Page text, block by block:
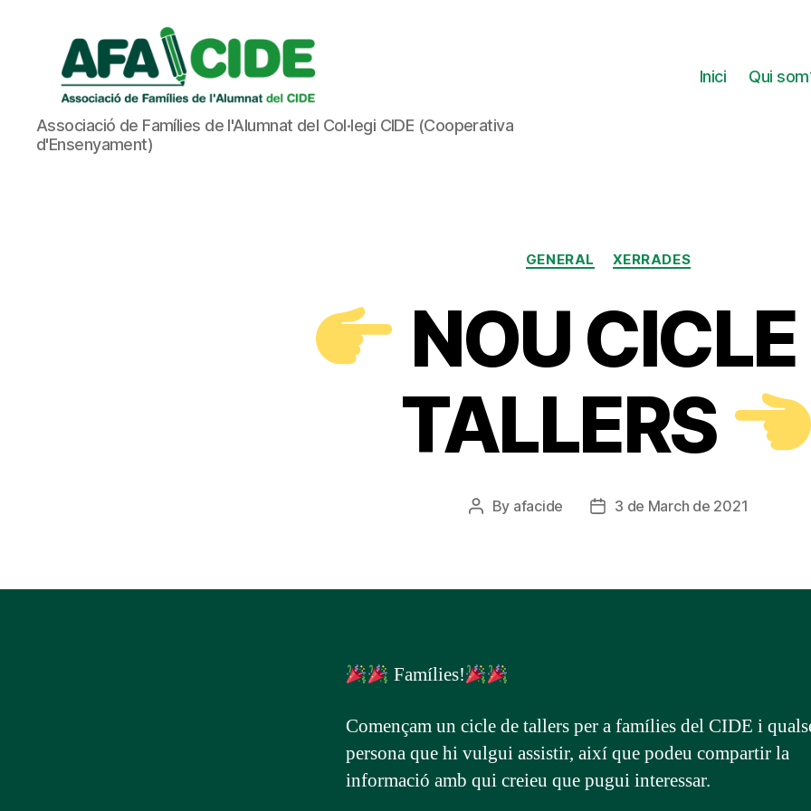
AFA
CIDE
Associació de Famílies de l'Alumnat del Col·legi CIDE (Cooperativa
d'Ensenyament)
Inici Qui
Categories
GENERAL XERRADES
NOU
TALLERS
Post
By afacide
Post3 de March de 2021
Famílies!
Començam un cicle de tallers per a famílies del CIDE i
persona que hi vulgui assistir, així que podeu compartir la
informació amb qui creieu que pugui interessar.